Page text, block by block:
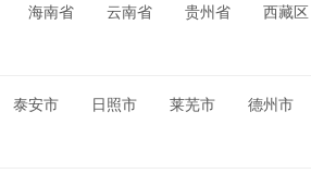
海南省 云南省 贵州省
西藏区
泰安市 日照市 莱芜市 德州市